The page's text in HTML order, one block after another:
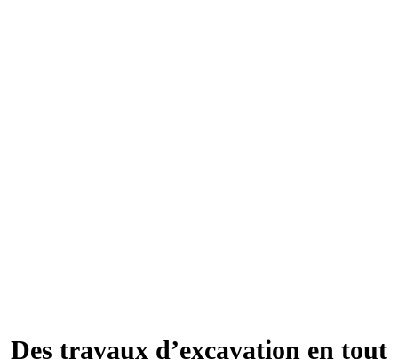
Des travaux d’excavation en tout